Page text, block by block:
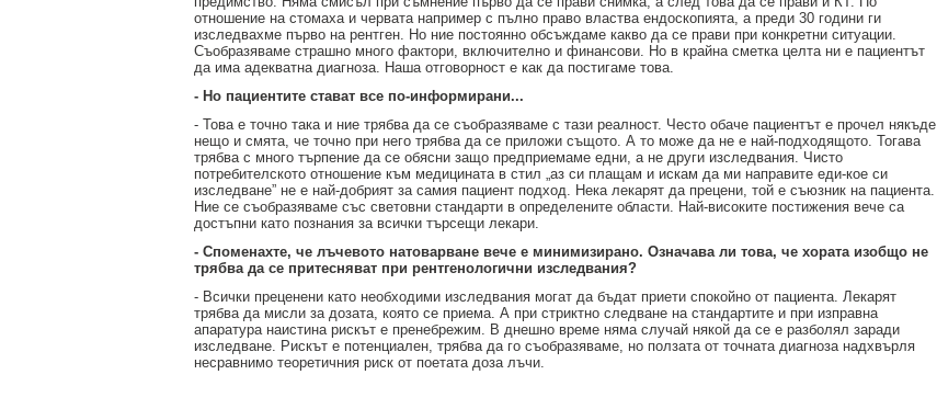
отношение на стомаха и червата например с пълно право властва ендоскопията, а преди 30 години ги
изследвахме първо на рентген. Но ние постоянно обсъждаме какво да се прави при конкретни ситуации.
Съобразяваме страшно много фактори, включително и финансови. Но в крайна сметка целта ни е пациентът
да има адекватна диагноза. Наша отговорност е как да постигаме това.
- Но пациентите стават все по-информирани...
- Това е точно така и ние трябва да се съобразяваме с тази реалност. Често обаче пациентът е прочел някъде
нещо и смята, че точно при него трябва да се приложи същото. А то може да не е най-подходящото. Тогава
трябва с много търпение да се обясни защо предприемаме едни, а не други изследвания. Чисто
потребителското отношение към медицината в стил „аз си плащам и искам да ми направите еди-кое си
изследване” не е най-добрият за самия пациент подход. Нека лекарят да прецени, той е съюзник на пациента.
Ние се съобразяваме със световни стандарти в определените области. Най-високите постижения вече са
достъпни като познания за всички търсещи лекари.
- Споменахте, че лъчевото натоварване вече е минимизирано. Означава ли това, че хората изобщо не
трябва да се притесняват при рентгенологични изследвания?
- Всички преценени като необходими изследвания могат да бъдат приети спокойно от пациента. Лекарят
трябва да мисли за дозата, която се приема. А при стриктно следване на стандартите и при изправна
апаратура наистина рискът е пренебрежим. В днешно време няма случай някой да се е разболял заради
изследване. Рискът е потенциален, трябва да го съобразяваме, но ползата от точната диагноза надхвърля
несравнимо теоретичния риск от поетата доза лъчи.